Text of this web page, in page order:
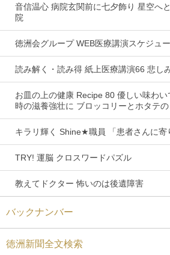
音信温心 病院玄関前に七夕飾り 星空へ
院
徳洲会グループ WEB医療講演スケジュ
読み解く・読み得 紙上医療講演66 悲し
お皿の上の健康 Recipe 80 優しい味わ
時の滋養強壮に ブロッコリーとホタテ
キラリ輝く Shine★職員 「患者さんに寄
TRY! 運脳 クロスワードパズル
教えてドクター 怖いのは後遺障害
バックナンバー
徳洲新聞全文検索